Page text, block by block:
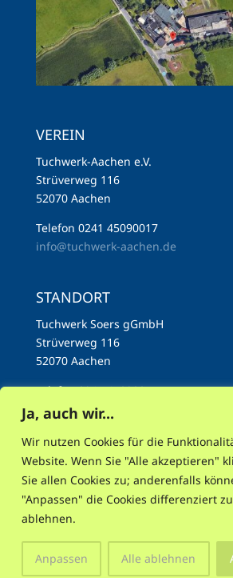
Ja, auch wir...
Wir nutzen Cookies für die
Website. Wenn Sie "Alle akzeptieren"
Sie allen Cookies zu; anderenfalls
"Anpassen" die Cookies differenziert
ablehnen.
Anpassen Alle ablehnen
VEREIN
Tuchwerk-Aachen e.V.
Strüverweg 116
52070 Aachen
Telefon 0241 45090017
info@tuchwerk-aachen.de
STANDORT
Tuchwerk Soers gGmbH
Strüverweg 116
52070 Aachen
Telefon 0241 45090017
info@tuchwerk-aachen.de
AKTUELLES NEWSLETTER
IMPRESSUM